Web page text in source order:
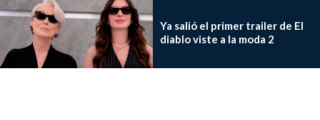
Ya salió el primer trailer de El
diablo viste a la moda 2